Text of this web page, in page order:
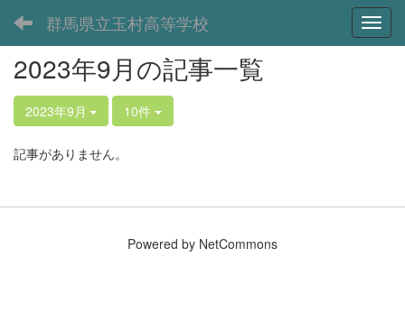
群馬県立玉村高等学校
2023年9月の記事一覧
2023年9月 10件
記事がありません。
Powered by NetCommons